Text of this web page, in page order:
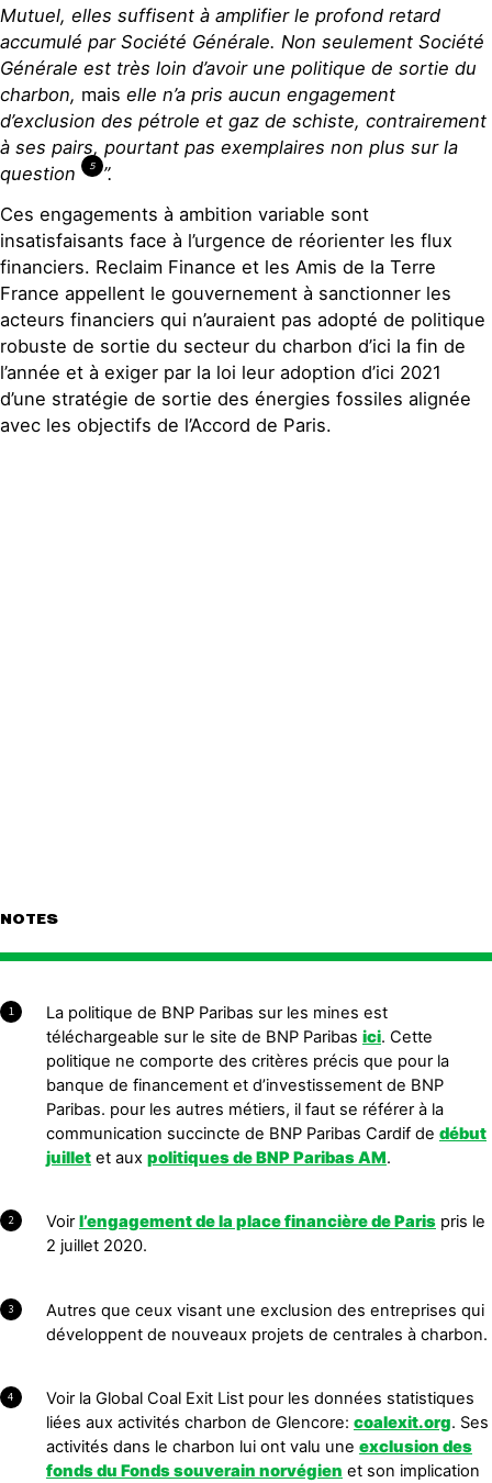
Mutuel, elles suffisent à amplifier le profond retard
accumulé par Société Générale. Non seulement Société
Générale est très loin d’avoir une politique de sortie du
charbon, mais elle n’a pris aucun engagement
d’exclusion des pétrole et gaz de schiste, contrairement
à ses pairs, pourtant pas exemplaires non plus sur la
question
5 ”.
Ces engagements à ambition variable sont
insatisfaisants face à l’urgence de réorienter les flux
financiers. Reclaim Finance et les Amis de la Terre
France appellent le gouvernement à sanctionner les
acteurs financiers qui n’auraient pas adopté de politique
robuste de sortie du secteur du charbon d’ici la fin de
l’année et à exiger par la loi leur adoption d’ici 2021
d’une stratégie de sortie des énergies fossiles alignée
avec les objectifs de l’Accord de Paris.
NOTES
1
La politique de BNP Paribas sur les mines est
téléchargeable sur le site de BNP Paribas ici. Cette
politique ne comporte des critères précis que pour la
banque de financement et d’investissement de BNP
Paribas. pour les autres métiers, il faut se référer à la
communication succincte de BNP Paribas Cardif de début
juilletet aux politiques de BNP Paribas AM.
2 Voir l’engagement de la place financière de Parispris le
2 juillet 2020.
3
Autres que ceux visant une exclusion des entreprises qui
développent de nouveaux projets de centrales à charbon.
4
Voir la Global Coal Exit List pour les données statistiques
liées aux activités charbon de Glencore: coalexit.org. Ses
activités dans le charbon lui ont valu une exclusion des
fonds du Fonds souverain norvégien et son implication